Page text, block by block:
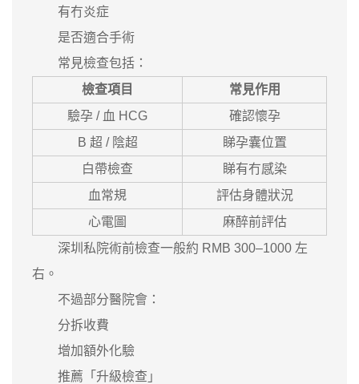
有冇炎症
是否適合手術
常見檢查包括：
檢查項目
常見作用
驗孕 / 血 HCG
確認懷孕
B 超 / 陰超
睇孕囊位置
白帶檢查
睇有冇感染
血常規
評估身體狀況
心電圖
麻醉前評估
深圳私院術前檢查一般約 RMB 300–1000 左
右。
不過部分醫院會：
分拆收費
增加額外化驗
推薦「升級檢查」